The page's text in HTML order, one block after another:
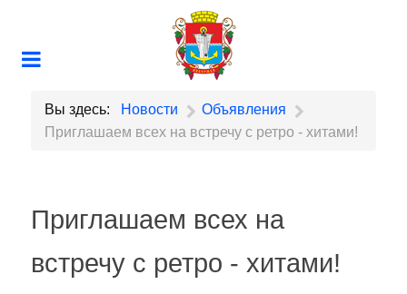
Вы здесь: Новости
Объявления
Приглашаем всех на встречу с ретро - хитами!
Приглашаем всех на
встречу с ретро - хитами!